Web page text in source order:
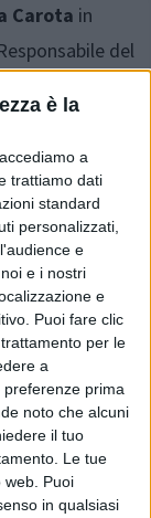
è la
a
trattiamo dati
standard
personalizzati,
e
e i nostri
e
Puoi fare clic
per le
a
preferenze prima
noto che alcuni
il tuo
Le tue
web. Puoi
in qualsiasi
Carota in
del
Cultura &
La Genziana,
con la
21 marzo
e realizzato
– Una
a mettere in
della